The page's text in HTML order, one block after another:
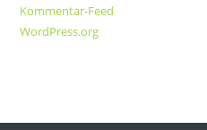
Kommentar-Feed
WordPress.org